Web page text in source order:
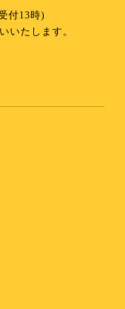
付13時)
いたします。